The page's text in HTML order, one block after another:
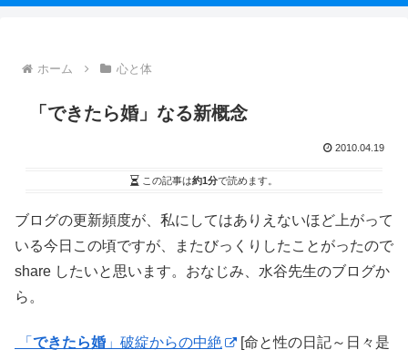
ホーム 心と体
「できたら婚」なる新概念
2010.04.19
この記事は約1分で読めます。
ブログの更新頻度が、私にしてはありえないほど上がって
いる今日この頃ですが、またびっくりしたことがったので
share したいと思います。おなじみ、水谷先生のブログか
ら。
「 できたら婚 」破綻からの中絶
[命と性の日記～日々是